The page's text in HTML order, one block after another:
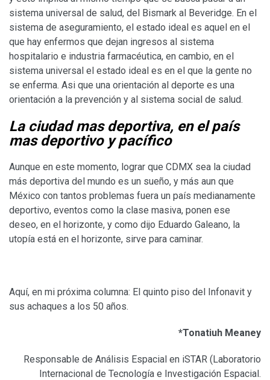
sistema universal de salud, del Bismark al Beveridge. En el
sistema de aseguramiento, el estado ideal es aquel en el
que hay enfermos que dejan ingresos al sistema
hospitalario e industria farmacéutica, en cambio, en el
sistema universal el estado ideal es en el que la gente no
se enferma. Asi que una orientación al deporte es una
orientación a la prevención y al sistema social de salud.
La ciudad mas deportiva, en el país
mas deportivo y pacífico
Aunque en este momento, lograr que CDMX sea la ciudad
más deportiva del mundo es un sueño, y más aun que
México con tantos problemas fuera un país medianamente
deportivo, eventos como la clase masiva, ponen ese
deseo, en el horizonte, y como dijo Eduardo Galeano, la
utopía está en el horizonte, sirve para caminar.
Aquí, en mi próxima columna: El quinto piso del Infonavit y
sus achaques a los 50 años.
*Tonatiuh Meaney
Responsable de Análisis Espacial en iSTAR (Laboratorio
Internacional de Tecnología e Investigación Espacial.